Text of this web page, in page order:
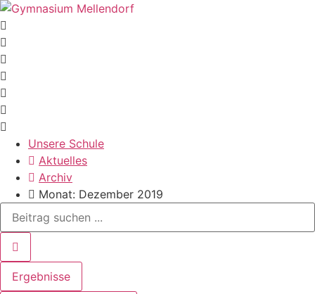
Zum
Inhalt
wechseln
Unsere Schule
Aktuelles
Archiv
Monat: Dezember 2019
Search
Ergebnisse